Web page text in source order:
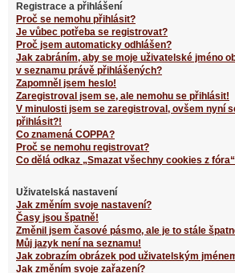
Registrace a přihlášení
Proč se nemohu přihlásit?
Je vůbec potřeba se registrovat?
Proč jsem automaticky odhlášen?
Jak zabráním, aby se moje uživatelské jméno
v seznamu právě přihlášených?
Zapomněl jsem heslo!
Zaregistroval jsem se, ale nemohu se přihlásit!
V minulosti jsem se zaregistroval, ovšem nyní
přihlásit?!
Co znamená COPPA?
Proč se nemohu registrovat?
Co dělá odkaz „Smazat všechny cookies z
Uživatelská nastavení
Jak změním svoje nastavení?
Časy jsou špatně!
Změnil jsem časové pásmo, ale je to stále
Můj jazyk není na seznamu!
Jak zobrazím obrázek pod uživatelským
Jak změním svoje zařazení?